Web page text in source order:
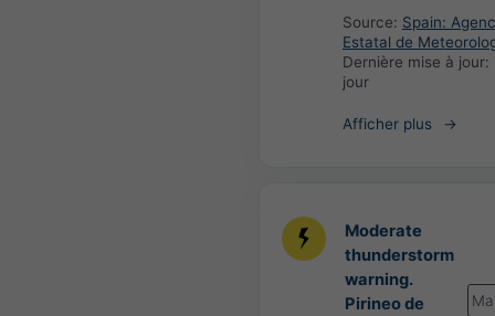
Source: Spain:
Estatal de
Dernière mise à jour:
jour
Afficher plus
Moderate
thunderstorm
warning.
Pirineo de